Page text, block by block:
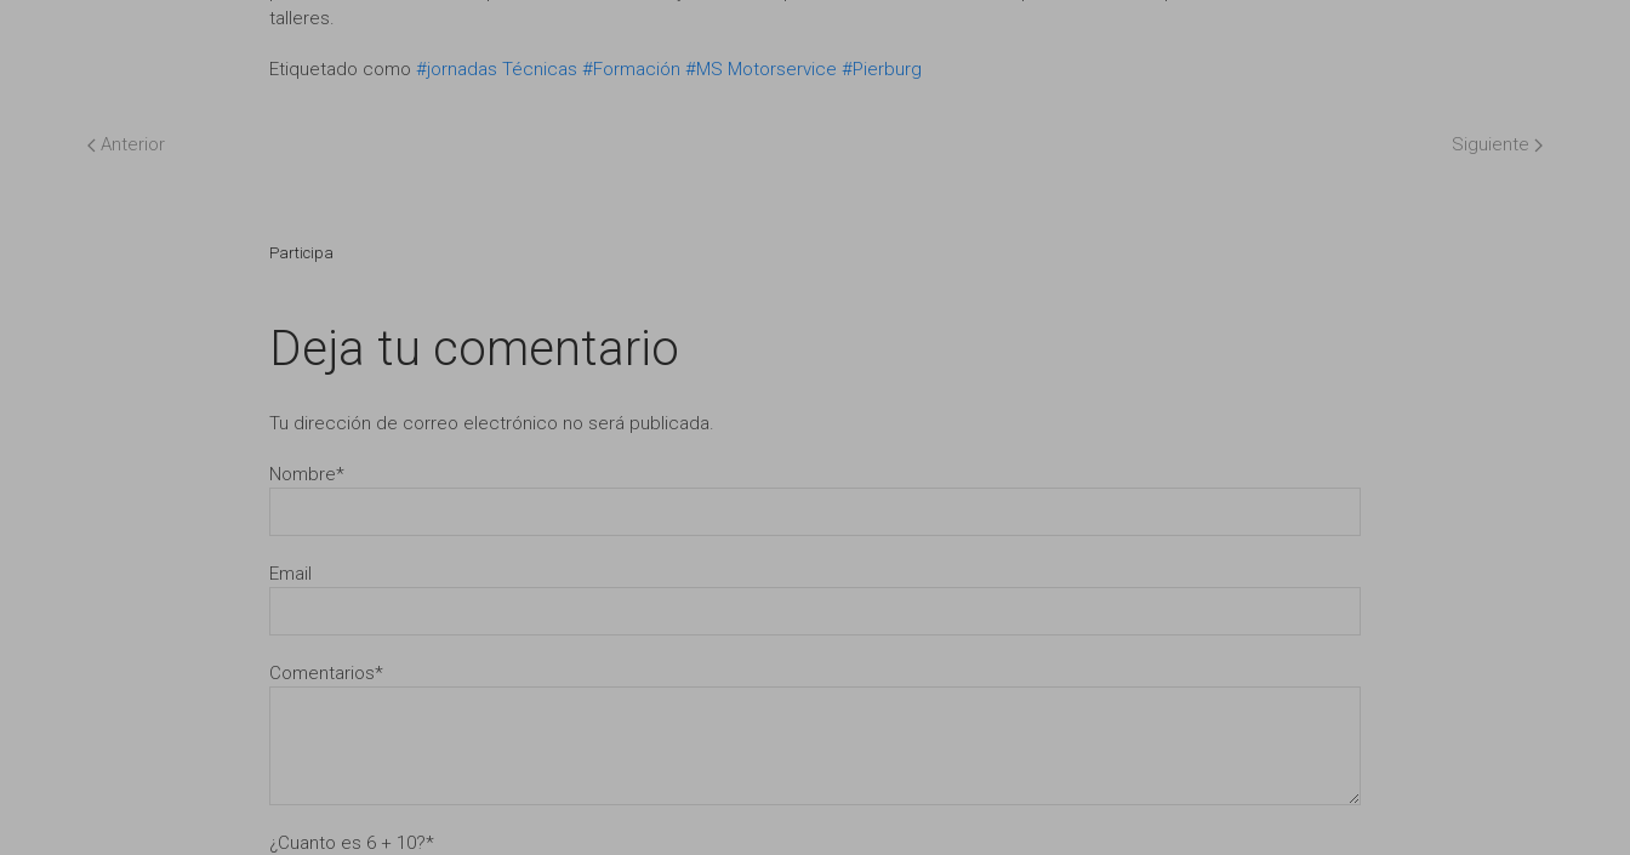
talleres.
Etiquetado como #jornadas Técnicas #Formación #MS Motorservice #Pierburg
Anterior Siguiente
Participa
Deja tu comentario
Tu dirección de correo electrónico no será publicada.
Nombre*
Email
Comentarios*
¿Cuanto es 6 + 10?*